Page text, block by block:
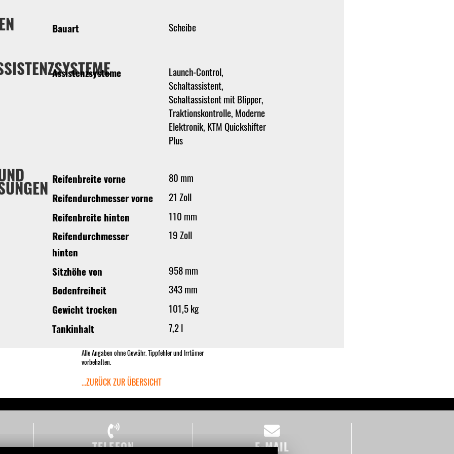
Bauart Scheibe
Assistenzsysteme
Launch-Control,
Schaltassistent,
Schaltassistent mit Blipper,
Traktionskontrolle, Moderne
Elektronik, KTM Quickshifter
Plus
Reifenbreite vorne
80 mm
Reifendurchmesser vorne
21 Zoll
Reifenbreite hinten
110 mm
Reifendurchmesser
hinten
19 Zoll
Sitzhöhe von
958 mm
Bodenfreiheit
343 mm
Gewicht trocken
101,5 kg
Tankinhalt
7,2 l
Alle Angaben ohne Gewähr. Tippfehler und Irrtümer
vorbehalten.
...ZURÜCK ZUR ÜBERSICHT
TELEFON E-MAIL